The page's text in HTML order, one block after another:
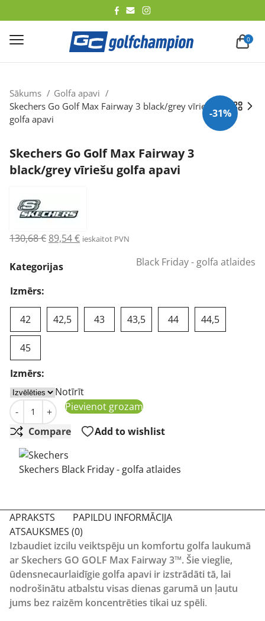
0
-31%
Sākums
Golfa apavi
Skechers Go Golf Max Fairway 3 black/grey vīriešu
golfa apavi
Skechers Go Golf Max Fairway 3
black/grey vīriešu golfa apavi
130,68€ Original
was:
89,54€Current
ieskaitot PVN
Kategorijas Black Friday - golfa atlaides
Izmērs:
42 42,5 43 43,5 44 44,5
45
Izmērs:
Notīrīt
-
Skechers Go Golf Max Fairway 3 black/grey vīriešu golfa
+
Pievienot grozam
Compare
Add to wishlist
Skechers Black Friday - golfa atlaides
APRAKSTS
PAPILDU INFORMĀCIJA
ATSAUKSMES (0)
Izbaudiet izcilu veiktspēju un komfortu golfa laukumā
ar Skechers GO GOLF Max Fairway 3™. Šie vieglie,
ūdensnecaurlaidīgie golfa apavi ir izstrādāti tā, lai
nodrošinātu atbalstu visas dienas garumā un ļautu
jums bez raizēm koncentrēties tikai uz spēli.